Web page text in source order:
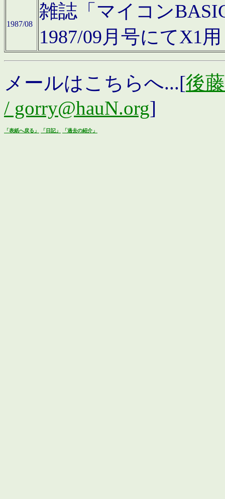
1987/08
雑誌「マイコン
1987/09月号にてX1
メールはこちらへ...[後
/ gorry@hauN.org]
「表紙へ戻る」 「日記」 「過去の紹介」